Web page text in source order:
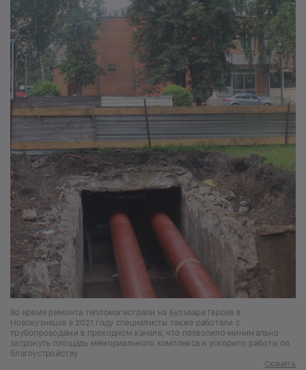
Во время ремонта тепломагистрали на Бульваре Героев в
Новокузнецке в 2021 году специалисты также работали с
трубопроводами в проходном канале, что позволило минимально
затронуть площадь мемориального комплекса и ускорило работы по
благоустройству
Скачать